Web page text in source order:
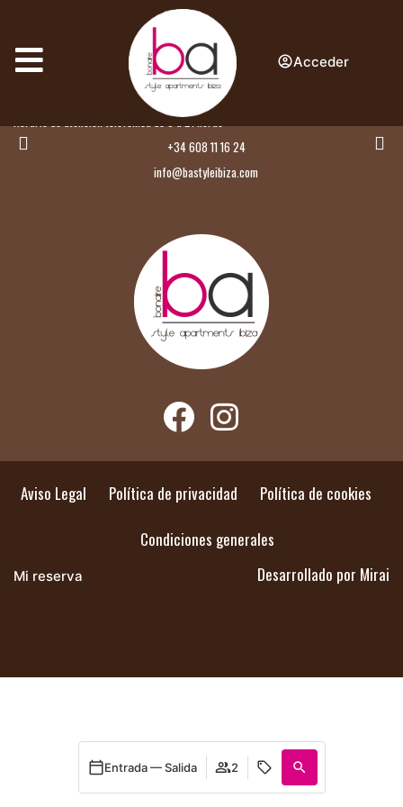
Acceder
Entrada — Salida 2
Calle Granada 2 07829
San José, Ibiza
España
Horario de atención telefónica de 9 a 21 horas:
+34 608 11 16 24
info@bastyleibiza.com
Aviso Legal Política de privacidad Política de cookies
Condiciones generales
Mi reserva Desarrollado por Mirai